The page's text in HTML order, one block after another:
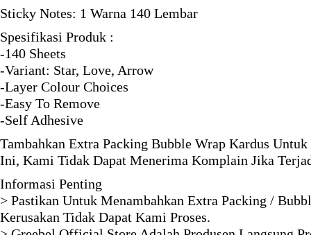
Sticky Notes: 1 Warna 140 Lembar
Spesifikasi Produk :
-140 Sheets
-Variant: Star, Love, Arrow
-Layer Colour Choices
-Easy To Remove
-Self Adhesive
Tambahkan Extra Packing Bubble Wrap Kardus
Ini, Kami Tidak Dapat Menerima Komplain Jika
Informasi Penting
> Pastikan Untuk Menambahkan Extra Packing /
Kerusakan Tidak Dapat Kami Proses.